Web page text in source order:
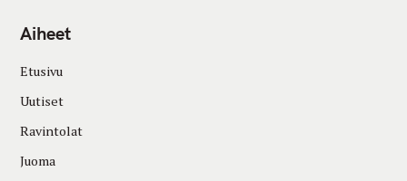
Aiheet
Etusivu
Uutiset
Ravintolat
Juoma